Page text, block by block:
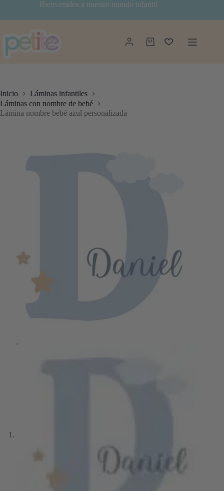
contenido
Bienvenidos a nuestro mundo infantil
Carro
Inicio
Láminas infantiles
Láminas con nombre de bebé
Lámina nombre bebé azul personalizada